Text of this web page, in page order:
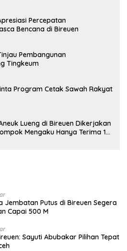
Percepatan
Bencana di Bireuen
Pembangunan
Tingkeum
Program Cetak Sawah Rakyat
Lueng di Bireuen Dikerjakan
Mengaku Hanya Terima 10
Jembatan Putus di Bireuen Segera
Capai 500 M
Sayuti Abubakar Pilihan Tepat